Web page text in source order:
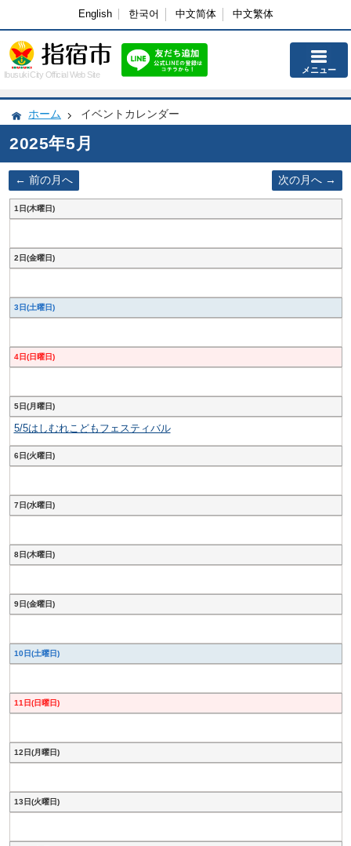
English 한국어 中文简体 中文繁体
Ibusuki City Official Web Site メニュー
ホーム イベントカレンダー
2025年5月
前の月へ 次の月へ
1日(木曜日)
2日(金曜日)
3日(土曜日)
4日(日曜日)
5日(月曜日)
5/5はしむれこどもフェスティバル
6日(火曜日)
7日(水曜日)
8日(木曜日)
9日(金曜日)
10日(土曜日)
11日(日曜日)
12日(月曜日)
13日(火曜日)